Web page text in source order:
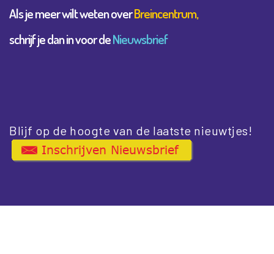
Als je meer wilt weten overBreincentrum,
schrijf je dan in voor deNieuwsbrief
Blijf op de hoogte van de laatste nieuwtjes!